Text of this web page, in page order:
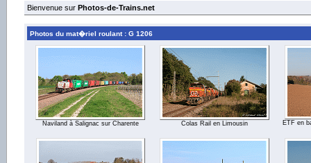
Bienvenue sur Photos-de-Trains.net
Photos du mat�riel roulant : G 1206
Naviland à Salignac sur Charente Colas Rail en Limousin ETF en